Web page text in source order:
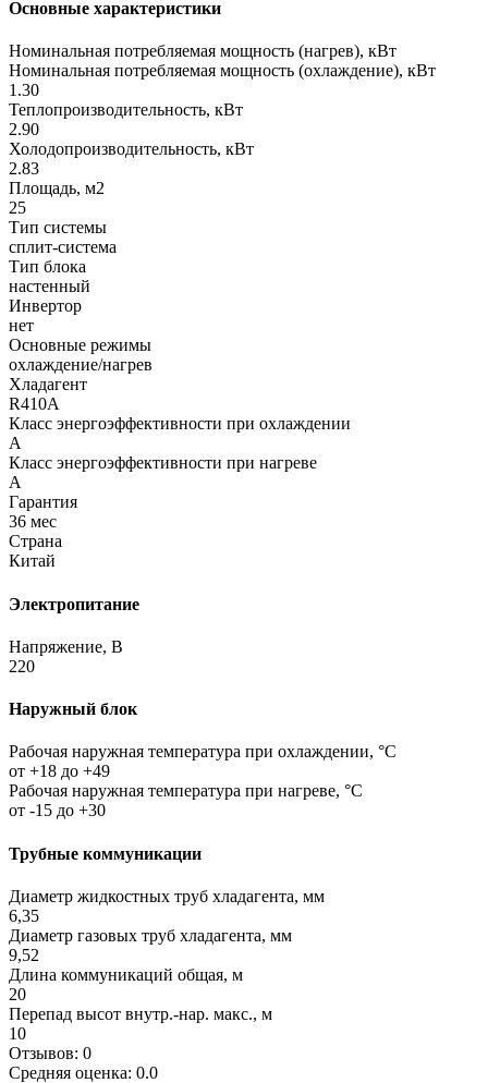
Основные характеристики
Номинальная потребляемая мощность (нагрев), кВт
Номинальная потребляемая мощность (охлаждение), кВт
1.30
Теплопроизводительность, кВт
2.90
Холодопроизводительность, кВт
2.83
Площадь, м2
25
Тип системы
сплит-система
Тип блока
настенный
Инвертор
нет
Основные режимы
охлаждение/нагрев
Хладагент
R410A
Класс энергоэффективности при охлаждении
A
Класс энергоэффективности при нагреве
A
Гарантия
36 мес
Страна
Китай
Электропитание
Напряжение, В
220
Наружный блок
Рабочая наружная температура при охлаждении, °C
от +18 до +49
Рабочая наружная температура при нагреве, °C
от -15 до +30
Трубные коммуникации
Диаметр жидкостных труб хладагента, мм
6,35
Диаметр газовых труб хладагента, мм
9,52
Длина коммуникаций общая, м
20
Перепад высот внутр.-нар. макс., м
10
Отзывов: 0
Средняя оценка: 0.0